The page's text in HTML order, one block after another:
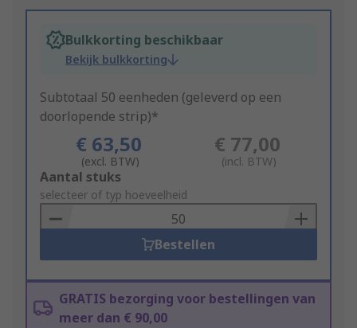
Bulkkorting beschikbaar
Bekijk bulkkorting
Subtotaal 50 eenheden (geleverd op een
doorlopende strip)*
€ 63,50
(excl. BTW)
€ 77,00
(incl. BTW)
Add
to
Basket
Aantal stuks
selecteer of typ hoeveelheid
Bestellen
GRATIS bezorging voor bestellingen van
meer dan € 90,00